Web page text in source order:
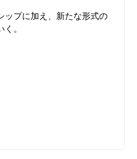
プに加え、新たな形式の
。